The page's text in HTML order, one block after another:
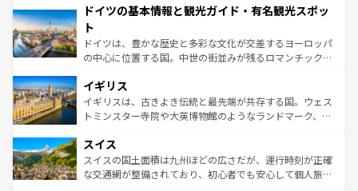
せる。地方によって風土や気候が異なるスペインはその個
ンテンツ一覧 を参照してほしい。
で、幅広い魅力が詰まっている。華麗な宮殿、歴史的な大
聖堂、美しいビーチ、そして豊かな自然が、訪れる者を心
から魅了する。また、フランスは美食の国としても知ら
れ、フランス料理はユネスコ無形文化遺産にも登録されて
香り高いラベンダー畑など、多彩な楽しみ方が可能だ。さ
らに、パリ以外の地域にも魅力が溢れており、どの街角に
も豊かな歴史と文化が息づいている。パリ以外の個性あふ
を参照してほしい。
ドイツの基本情報と観光ガイド・有名観光スポッ
ト
ドイツは、豊かな歴史と多彩な文化が交差するヨーロッパ
の中心に位置する国。中世の街並みが残るロマンチック街
顔を持つこの国は、どこを歩いても飽きることがない。ベ
ルリンの文化的活気、バイエルン州のアルプスの絶景、そ
してライン川沿いのワイン畑といった風景は必見。ビール
は、お酒好きな人にはぜひ体験してほしい。 なお、新着の
ドイツ情報はコンテンツ一覧を参照してほしい。
イギリス
イギリスは、古きよき伝統と最先端が共存する国。ウェス
トミンスター寺院や大英博物館のようなランドマーク、歴
リアごとに異なる魅力がある。また、優雅なアフタヌーン
ティー、ビール好きにはたまらない英国パブ、サッカー観
戦など、本場だからこそできる体験も豊富。イギリスを旅
スイス
スイスの国土面積は九州ほどの広さだが、運行時刻が正確
な交通網が整備されており、初心者でも安心して個人旅行